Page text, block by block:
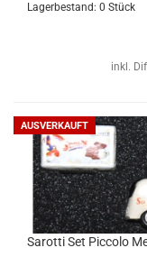
Lagerbestand: 0 Stück
inkl.
AUSVERKAUFT
Sa­rot­ti Set Pic­co­lo